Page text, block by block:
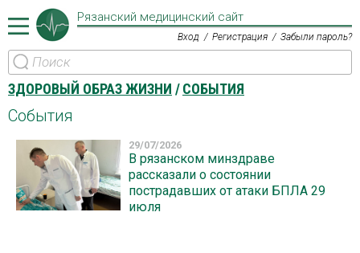
Рязанский медицинский сайт
Вход Регистрация Забыли пароль?
ЗДОРОВЫЙ ОБРАЗ ЖИЗНИ СОБЫТИЯ
События
29/07/2026
В рязанском минздраве
рассказали о состоянии
пострадавших от атаки БПЛА 29
июля